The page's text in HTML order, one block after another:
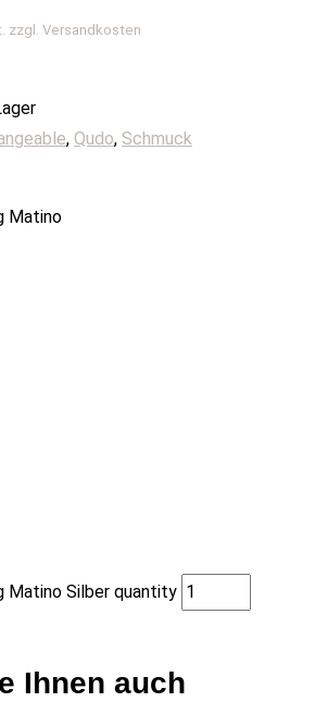
zzgl. Versandkosten
, Qudo, Schmuck
Matino
Matino Silber quantity
Ihnen auch